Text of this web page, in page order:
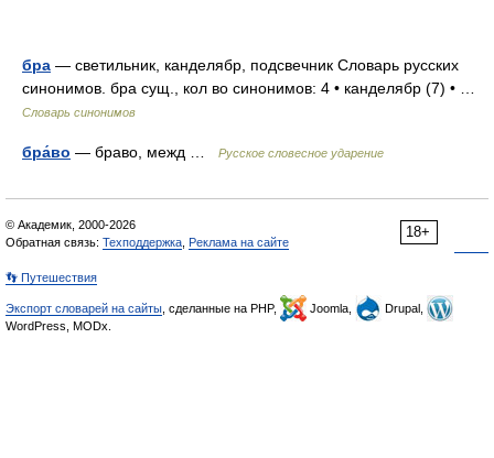
бра — светильник, канделябр, подсвечник Словарь русских
синонимов. бра сущ., кол во синонимов: 4 • канделябр (7) • …
Словарь синонимов
бра́во — браво, межд … Русское словесное ударение
18+
© Академик, 2000-2026
Обратная связь: Техподдержка Реклама на сайте
👣 Путешествия
Экспорт словарей на сайты , сделанные на PHP, Joomla,
Drupal,
WordPress, MODx.